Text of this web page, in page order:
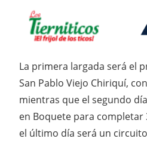
La primera largada será el
San Pablo Viejo Chiriquí,
mientras que el segundo
en Boquete para
el último día será un